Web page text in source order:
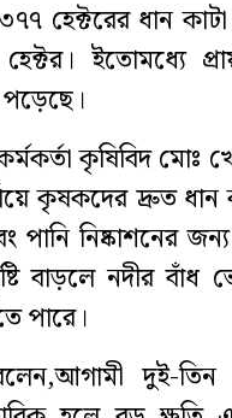
হেক্টরের ধান
ইতোমধ্যে
কৃষিবিদ
কৃষকদের দ্রুত ধান
পানি নিষ্কাশনের
বাড়লে নদীর বাঁধ
পারে।
দুই-তিন